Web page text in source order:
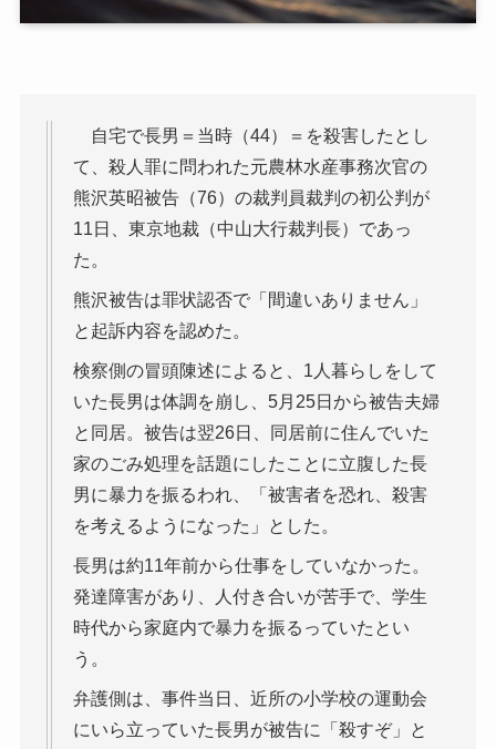
自宅で長男＝当時（44）＝を殺害したとし
て、殺人罪に問われた元農林水産事務次官の
熊沢英昭被告（76）の裁判員裁判の初公判が
11日、東京地裁（中山大行裁判長）であっ
た。
熊沢被告は罪状認否で「間違いありません」
と起訴内容を認めた。
検察側の冒頭陳述によると、1人暮らしをして
いた長男は体調を崩し、5月25日から被告夫婦
と同居。被告は翌26日、同居前に住んでいた
家のごみ処理を話題にしたことに立腹した長
男に暴力を振るわれ、「被害者を恐れ、殺害
を考えるようになった」とした。
長男は約11年前から仕事をしていなかった。
発達障害があり、人付き合いが苦手で、学生
時代から家庭内で暴力を振るっていたとい
う。
弁護側は、事件当日、近所の小学校の運動会
にいら立っていた長男が被告に「殺すぞ」と